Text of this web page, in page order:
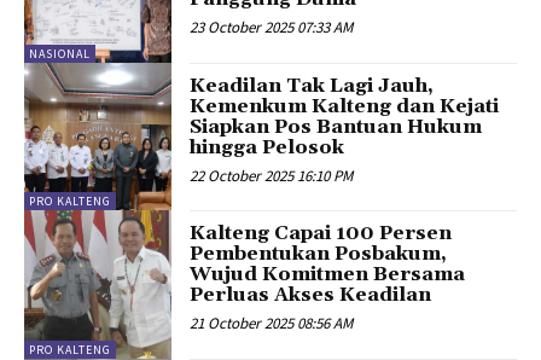
NASIONAL
23 October 2025 07:33 AM
PRO KALTENG
Keadilan Tak Lagi Jauh,
Kemenkum Kalteng dan Kejati
Siapkan Pos Bantuan Hukum
hingga Pelosok
22 October 2025 16:10 PM
PRO KALTENG
Kalteng Capai 100 Persen
Pembentukan Posbakum,
Wujud Komitmen Bersama
Perluas Akses Keadilan
21 October 2025 08:56 AM